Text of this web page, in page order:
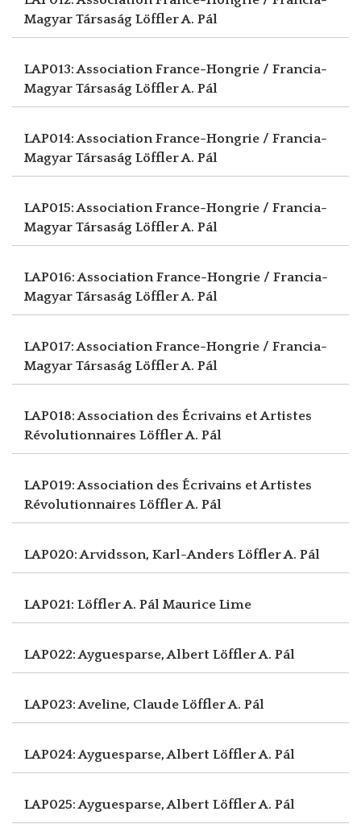
Magyar Társaság Löffler A. Pál
LAP013: Association France-Hongrie / Francia-
Magyar Társaság Löffler A. Pál
LAP014: Association France-Hongrie / Francia-
Magyar Társaság Löffler A. Pál
LAP015: Association France-Hongrie / Francia-
Magyar Társaság Löffler A. Pál
LAP016: Association France-Hongrie / Francia-
Magyar Társaság Löffler A. Pál
LAP017: Association France-Hongrie / Francia-
Magyar Társaság Löffler A. Pál
LAP018: Association des Écrivains et Artistes
Révolutionnaires Löffler A. Pál
LAP019: Association des Écrivains et Artistes
Révolutionnaires Löffler A. Pál
LAP020: Arvidsson, Karl-Anders Löffler A. Pál
LAP021: Löffler A. Pál Maurice Lime
LAP022: Ayguesparse, Albert Löffler A. Pál
LAP023: Aveline, Claude Löffler A. Pál
LAP024: Ayguesparse, Albert Löffler A. Pál
LAP025: Ayguesparse, Albert Löffler A. Pál